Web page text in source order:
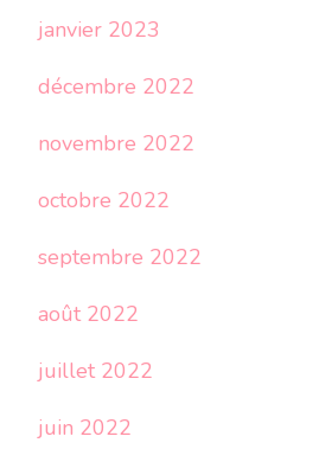
janvier 2023
décembre 2022
novembre 2022
octobre 2022
septembre 2022
août 2022
juillet 2022
juin 2022